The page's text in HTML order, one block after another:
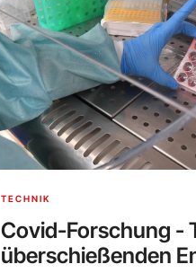
TECHNIK
Covid-Forschung -
überschießenden